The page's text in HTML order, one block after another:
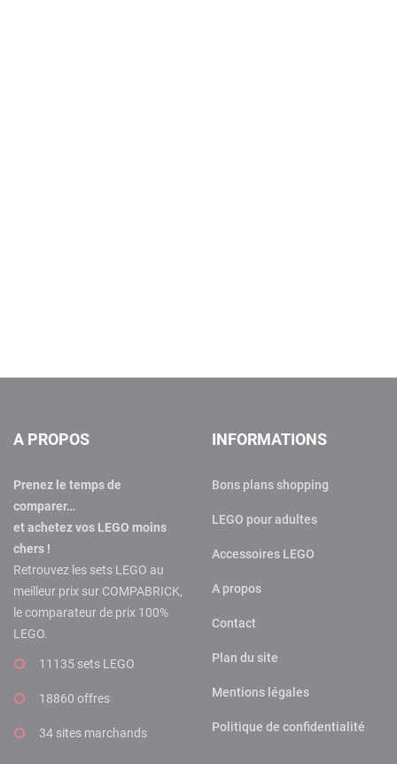
A PROPOS
Prenez le temps de
comparer…
et achetez vos LEGO moins
chers !
Retrouvez les sets LEGO au
meilleur prix sur COMPABRICK,
le comparateur de prix 100%
LEGO.
11135 sets LEGO
18860 offres
34 sites marchands
INFORMATIONS
Bons plans shopping
LEGO pour adultes
Accessoires LEGO
A propos
Contact
Plan du site
Mentions légales
Politique de confidentialité